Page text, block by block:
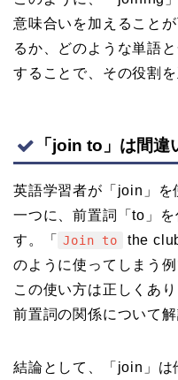
意味合いを加えること
るか、どのような単語
することで、その役割
「join to」は間
英語学習者が「join」を
一つに、前置詞「to」
す。「
Join to the
のように使ってしまう
この使い方は正しくあ
前置詞の関係について解
結論として、「join」は